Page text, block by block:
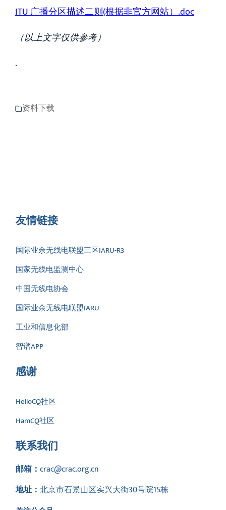
ITU 广播分区描述二则(根据非官方网站）.doc
（以上文字仅供参考）
.
资料下载
友情链接
国际业余无线电联盟三区IARU-R3
国家无线电监测中心
中国无线电协会
国际业余无线电联盟IARU
工业和信息化部
智谱APP
感谢
HelloCQ社区
HamCQ社区
联系我们
邮箱： crac@crac.org.cn
地址： 北京市石景山区实兴大街30号院15栋